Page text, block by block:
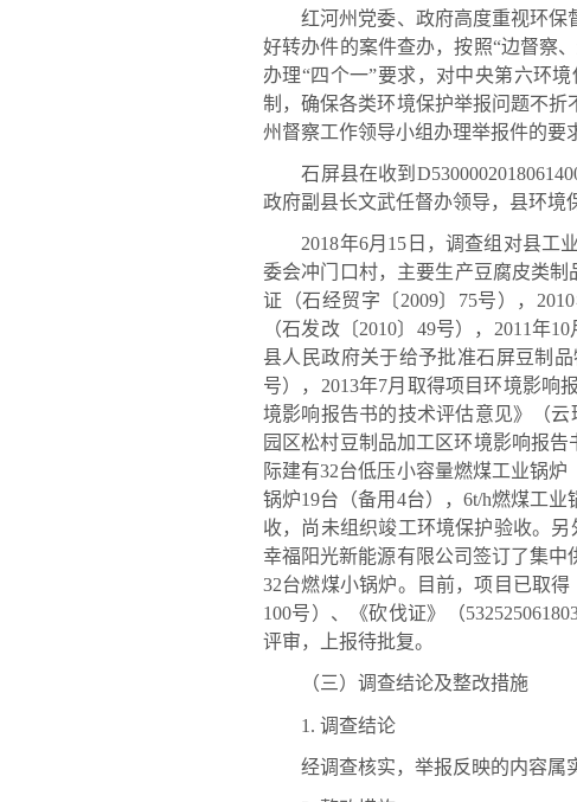
红河州党委、政府高度重视环保督
好转办件的案件查办，按照“边督察
办理“四个一”要求，对中央第六环
制，确保各类环境保护举报问题不
州督察工作领导小组办理举报件的要
石屏县在收到
政府副县长文武任督办领导，县环境
2018年6月15日，调查组对县工业
委会冲门口村，主要生产豆腐皮类制
证（石经贸字〔2009〕75号），
（石发改〔2010〕49号），2011年
县人民政府关于给予批准石屏豆制
号），2013年7月取得项目环境影响
境影响报告书的技术评估意见》（云
园区松村豆制品加工区环境影响报
际建有32台低压小容量燃煤工业锅
锅炉19台（备用4台），6t/h燃煤工
收，尚未组织竣工环境保护验收。
幸福阳光新能源有限公司签订了集
32台燃煤小锅炉。目前，项目已取得
100号）、《砍伐证》（
评审，上报待批复。
（三）调查结论及整改措施
1. 调查结论
经调查核实，举报反映的内容属